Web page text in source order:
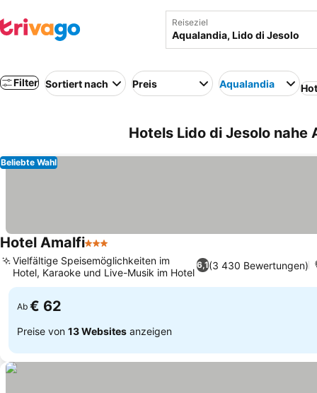
Reiseziel
Filter Sortiert nach Preis Aqualandia
Hotels Lido di Jesolo nahe
Beliebte Wahl
Hotel Amalfi3 Sterne
6,1(3 430 Bewertungen)
Vielfältige Speisemöglichkeiten im
Hotel, Karaoke und Live-Musik im Hotel
Ab € 62
Preise von 13 Websites anzeigen